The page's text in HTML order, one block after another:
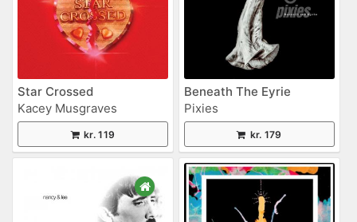
Star Crossed
Kacey Musgraves
kr. 119
Beneath The Eyrie
Pixies
kr. 179